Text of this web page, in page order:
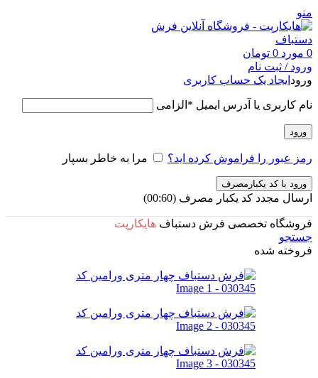
منو
0 مورد 0 تومان
ورود / ثبت نام
ورود ایجاد یک حساب کاربری
نام کاربری یا آدرس ایمیل * الزامی
ورود
رمز عبور را فراموش کرده اید؟ مرا به خاطر بسپار
ورود با کد یکبارمصرف
ارسال مجدد کد یکبار مصرف (00:
60
)
فروشگاه تخصصی فرش دستباف هایکارپت
جستجو
فروخته شده